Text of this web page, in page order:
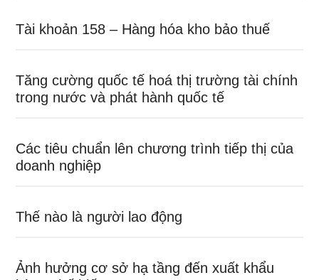
Tài khoản 158 – Hàng hóa kho bảo thuế
Tăng cường quốc tế hoá thị trường tài chính
trong nước và phát hành quốc tế
Các tiêu chuẩn lên chương trình tiếp thị của
doanh nghiệp
Thế nào là người lao động
Ảnh hưởng cơ sở hạ tầng đến xuất khẩu